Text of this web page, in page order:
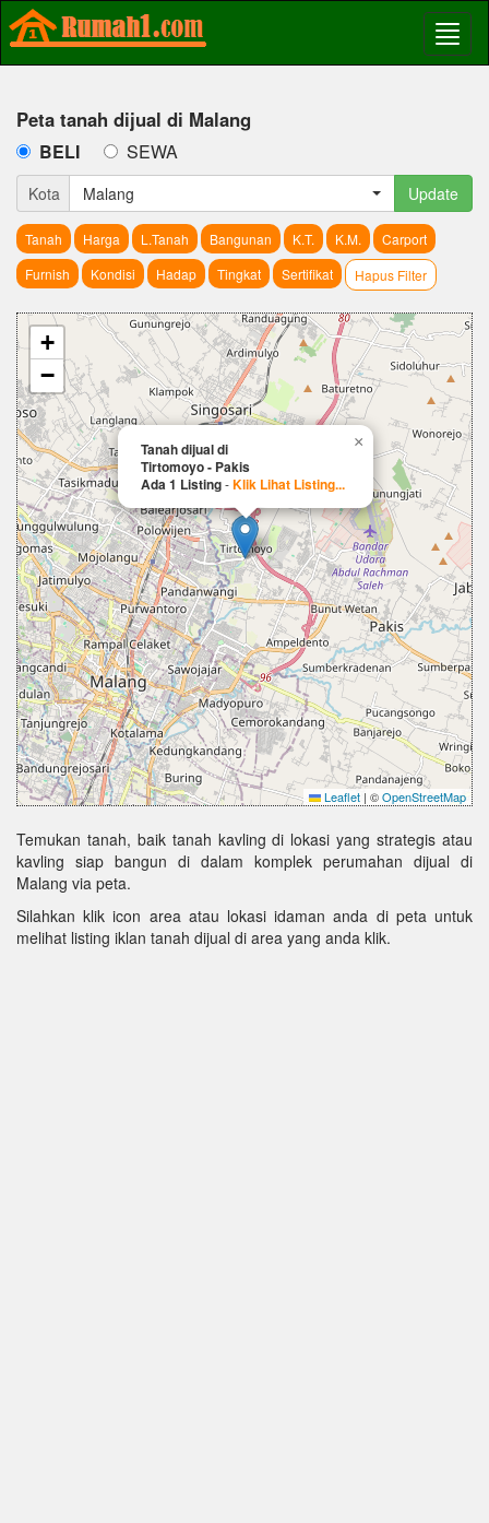
Peta tanah dijual di Malang
BELI SEWA
Kota Malang Update
Tanah Harga L.Tanah Bangunan K.T. K.M.
Carport
Furnish
Kondisi Hadap Tingkat Sertifikat Hapus Filter
Tanah dijual di
Tirtomoyo - Pakis
Ada 1 Listing-Klik Lihat Listing...
×
+
−
Leaflet | ©OpenStreetMap
Temukan tanah, baik tanah kavling di lokasi yang strategis atau
kavling siap bangun di dalam komplek perumahan dijual di
Malang via peta.
Silahkan klik icon area atau lokasi idaman anda di peta untuk
melihat listing iklan tanah dijual di area yang anda klik.